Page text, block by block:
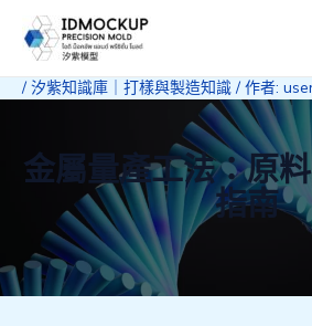
要
/ 汐紫知識庫｜打樣與製造知識/ 作者:
金屬量產工法：原
指南